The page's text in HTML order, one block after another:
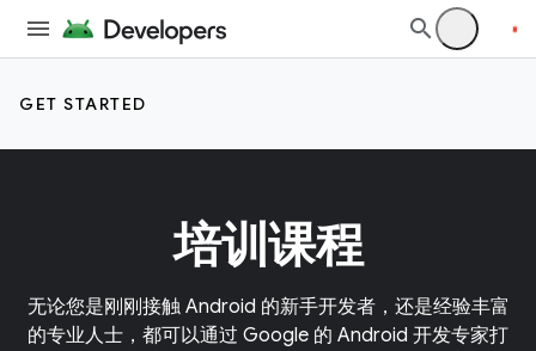
GET STARTED
培训课程
无论您是刚刚接触 Android 的新手开发者，还是经验丰富
的专业人士，都可以通过 Google 的 Android 开发专家打